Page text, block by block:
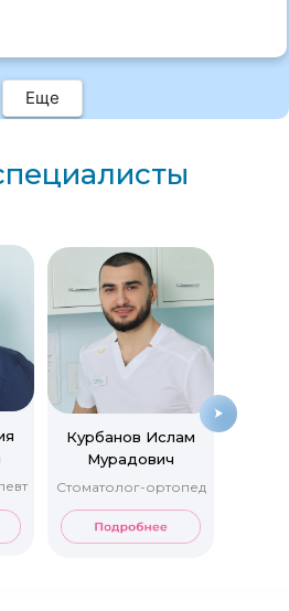
Еще
Курбанов Ислам
Мурадович
Стоматолог-ортопед